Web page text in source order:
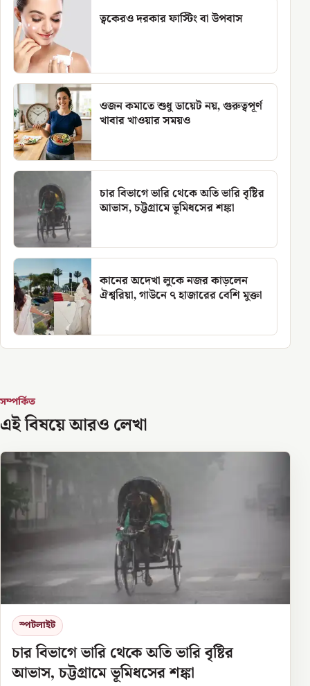
ত্বকেরও দরকার ফাস্টিং বা উপবাস
ওজন কমাতে শুধু ডায়েট নয়, গুরুত্বপূর্ণ
খাবার খাওয়ার সময়ও
চার বিভাগে ভারি থেকে অতি ভারি বৃষ্টির
আভাস, চট্টগ্রামে ভূমিধসের শঙ্কা
কানের অদেখা লুকে নজর কাড়লেন
ঐশ্বরিয়া, গাউনে ৭ হাজারের বেশি মুক্তা
সম্পর্কিত
এই বিষয়ে আরও লেখা
স্পটলাইট
চার বিভাগে ভারি থেকে অতি ভারি বৃষ্টির
আভাস, চট্টগ্রামে ভূমিধসের শঙ্কা